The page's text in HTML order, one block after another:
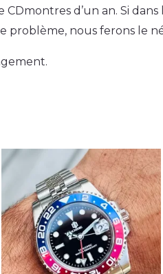
d’un an. Si
nous ferons le